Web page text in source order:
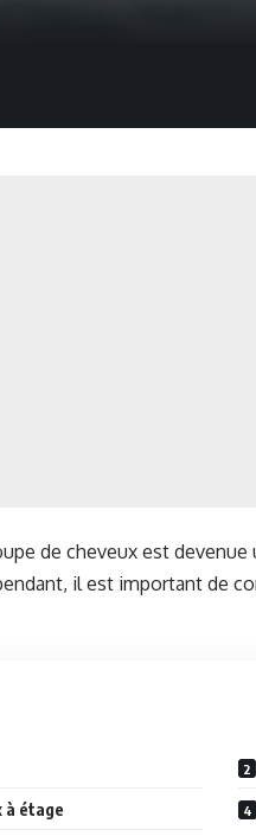
de cheveux est
il est important de
à étage